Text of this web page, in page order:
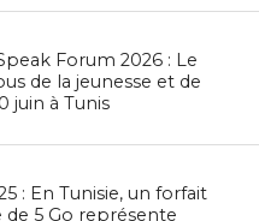
Forum 2026 : Le
de la jeunesse et de
juin à Tunis
: En Tunisie, un forfait
5 Go représente